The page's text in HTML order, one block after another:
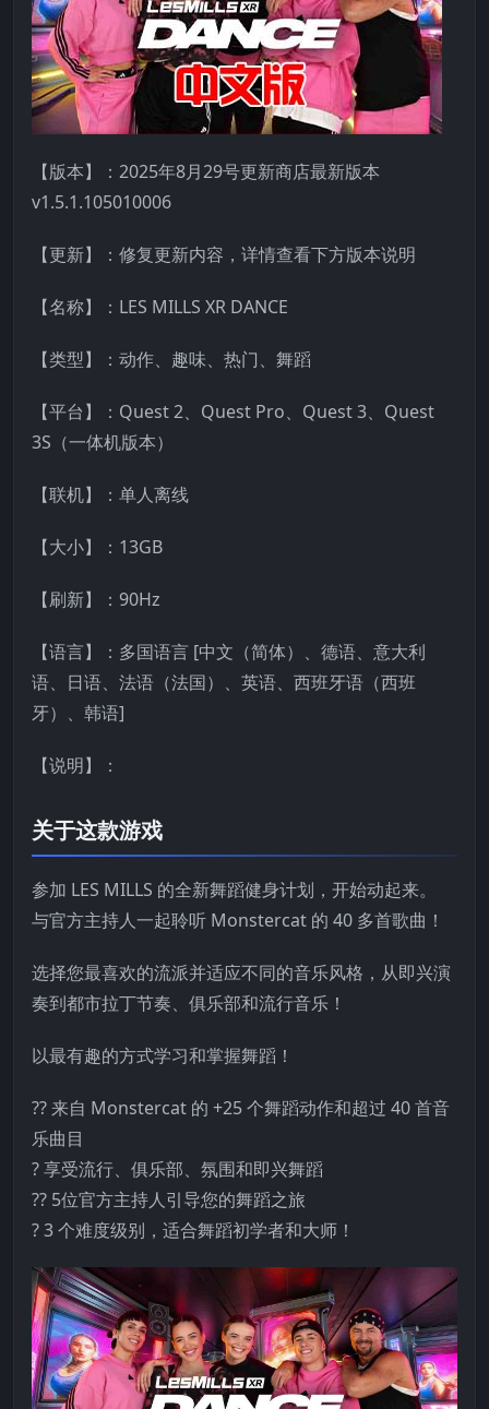
【版本】：2025年8月29号更新商店最新版本
v1.5.1.105010006
【更新】：修复更新内容，详情查看下方版本说明
【名称】：LES MILLS XR DANCE
【类型】：动作、趣味、热门、舞蹈
【平台】：Quest 2、Quest Pro、Quest 3、Quest
3S（一体机版本）
【联机】：单人离线
【大小】：13GB
【刷新】：90Hz
【语言】：多国语言 [中文（简体）、德语、意大利
语、日语、法语（法国）、英语、西班牙语（西班
牙）、韩语]
【说明】：
关于这款游戏
参加 LES MILLS 的全新舞蹈健身计划，开始动起来。
与官方主持人一起聆听 Monstercat 的 40 多首歌曲！
选择您最喜欢的流派并适应不同的音乐风格，从即兴演
奏到都市拉丁节奏、俱乐部和流行音乐！
以最有趣的方式学习和掌握舞蹈！
?? 来自 Monstercat 的 +25 个舞蹈动作和超过 40 首音
乐曲目
? 享受流行、俱乐部、氛围和即兴舞蹈
?‍? 5位官方主持人引导您的舞蹈之旅
? 3 个难度级别，适合舞蹈初学者和大师！